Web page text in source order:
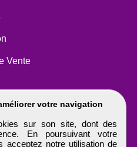
votre navigation
sur son site, dont des
En poursuivant votre
acceptez notre utilisation de
Vente